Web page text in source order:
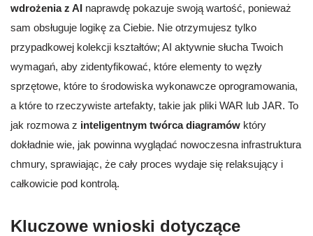
wdrożenia z AI naprawdę pokazuje swoją wartość, ponieważ
sam obsługuje logikę za Ciebie. Nie otrzymujesz tylko
przypadkowej kolekcji kształtów; AI aktywnie słucha Twoich
wymagań, aby zidentyfikować, które elementy to węzły
sprzętowe, które to środowiska wykonawcze oprogramowania,
a które to rzeczywiste artefakty, takie jak pliki WAR lub JAR. To
jak rozmowa z inteligentnym twórca diagramów który
dokładnie wie, jak powinna wyglądać nowoczesna infrastruktura
chmury, sprawiając, że cały proces wydaje się relaksujący i
całkowicie pod kontrolą.
Kluczowe wnioski dotyczące